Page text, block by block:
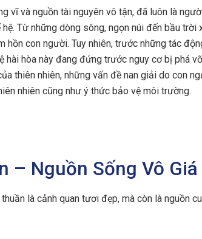
vĩ và nguồn tài nguyên vô tận, đã luôn là
Từ những dòng sông, ngọn núi đến bầu
hồn con người. Tuy nhiên, trước những tác
hài hòa này đang đứng trước nguy cơ bị phá
thiên nhiên, những vấn đề nan giải do con
nhiên cũng như ý thức bảo vệ môi trường.
– Nguồn Sống Vô
là cảnh quan tươi đẹp, mà còn là nguồn